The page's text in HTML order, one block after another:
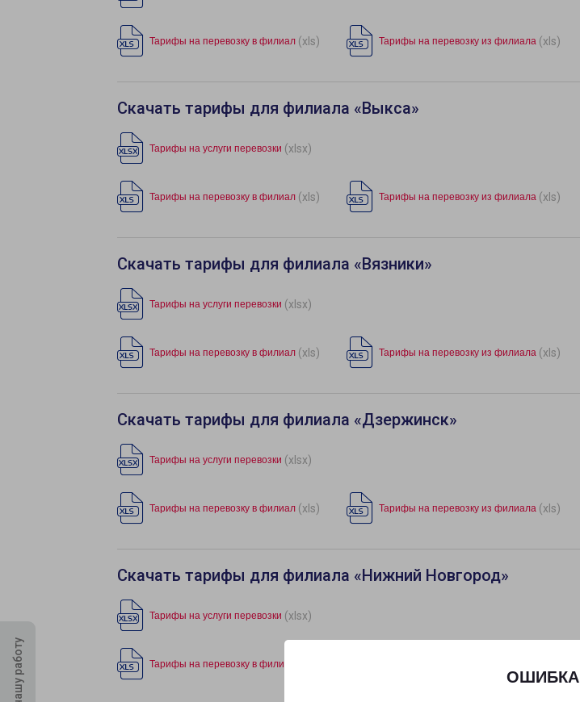
ОШИБКА
Тарифы на перевозку в филиал (xls) Тарифы на перевозку из филиала (xls)
Скачать тарифы для филиала «Выкса»
Тарифы на услуги перевозки (xlsx)
Тарифы на перевозку в филиал (xls) Тарифы на перевозку из филиала (xls)
Скачать тарифы для филиала «Вязники»
Тарифы на услуги перевозки (xlsx)
Тарифы на перевозку в филиал (xls) Тарифы на перевозку из филиала (xls)
Скачать тарифы для филиала «Дзержинск»
Тарифы на услуги перевозки (xlsx)
Тарифы на перевозку в филиал (xls) Тарифы на перевозку из филиала (xls)
Скачать тарифы для филиала «Нижний Новгород»
Тарифы на услуги перевозки (xlsx)
Тарифы на перевозку в филиал